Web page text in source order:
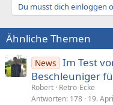
Du musst dich einloggen
Ähnliche Themen
News Im Test
Beschleuniger
Robert Retro-Ecke
Antworten 178 19.